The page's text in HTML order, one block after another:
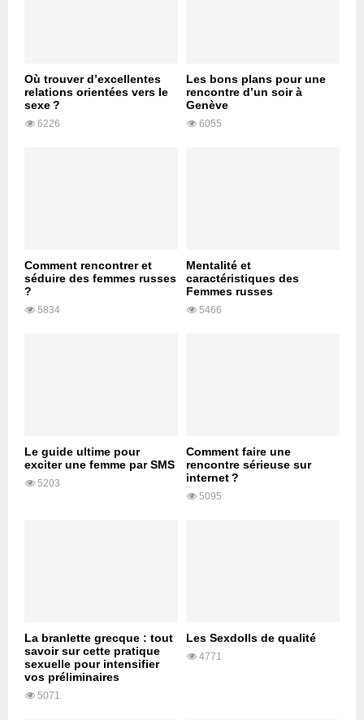
Où trouver d’excellentes
relations orientées vers le
sexe ?
6226
Les bons plans pour une
rencontre d’un soir à
Genève
6055
Comment rencontrer et
séduire des femmes russes
?
5834
Mentalité et
caractéristiques des
Femmes russes
5466
Le guide ultime pour
exciter une femme par SMS
5203
Comment faire une
rencontre sérieuse sur
internet ?
5095
La branlette grecque : tout
savoir sur cette pratique
sexuelle pour intensifier
vos préliminaires
5071
Les Sexdolls de qualité
4771